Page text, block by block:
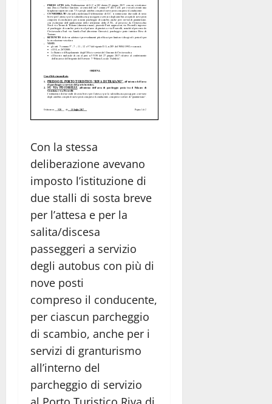
Con la stessa
deliberazione avevano
imposto l’istituzione di
due stalli di sosta breve
per l’attesa e per la
salita/discesa
passeggeri a servizio
degli autobus con più di
nove posti
compreso il conducente,
per ciascun parcheggio
di scambio, anche per i
servizi di granturismo
all’interno del
parcheggio di servizio